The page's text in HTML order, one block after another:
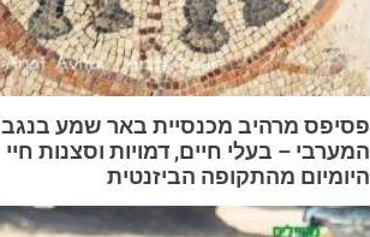
פסיפס מרהיב מכנסיית באר שמע בנגב
המערבי – בעלי חיים, דמויות וסצנות חיי
היומיום מהתקופה הביזנטית